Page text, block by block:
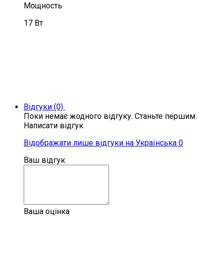
Мощность
17 Вт
Відгуки (0)
Поки немає жодного відгуку. Станьте першим.
Написати відгук
Відображати лише відгуки на Українська 0
Ваш відгук
Ваша оцінка